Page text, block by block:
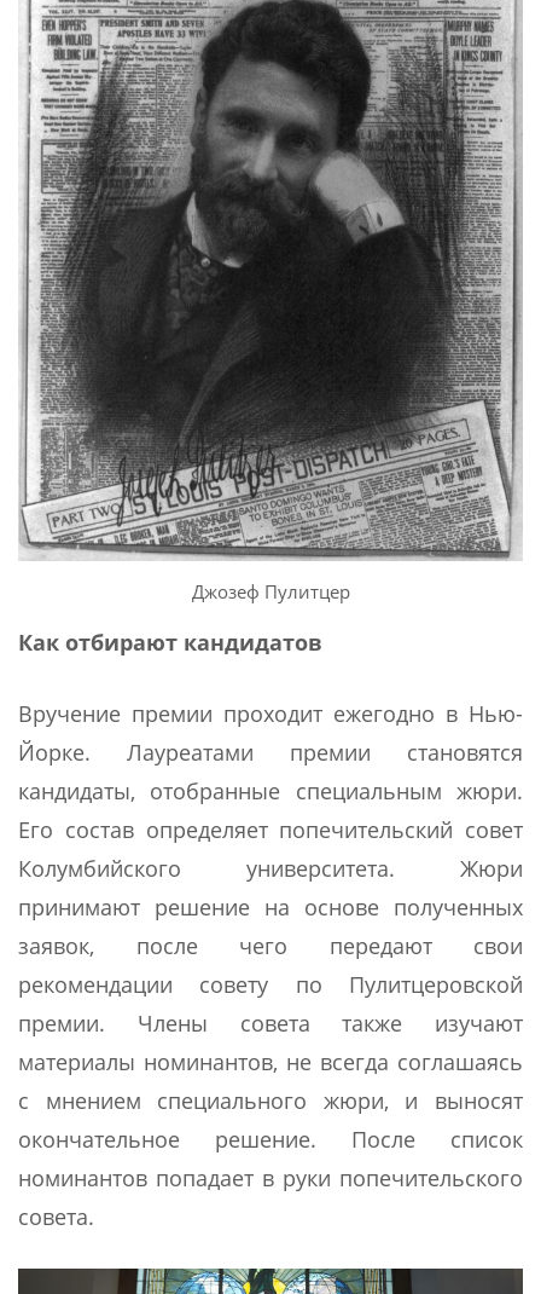
Джозеф Пулитцер
Как отбирают кандидатов
Вручение премии проходит ежегодно в Нью-
Йорке. Лауреатами премии становятся
кандидаты, отобранные специальным жюри.
Его состав определяет попечительский совет
Колумбийского университета. Жюри
принимают решение на основе полученных
заявок, после чего передают свои
рекомендации совету по Пулитцеровской
премии. Члены совета также изучают
материалы номинантов, не всегда соглашаясь
с мнением специального жюри, и выносят
окончательное решение. После список
номинантов попадает в руки попечительского
совета.